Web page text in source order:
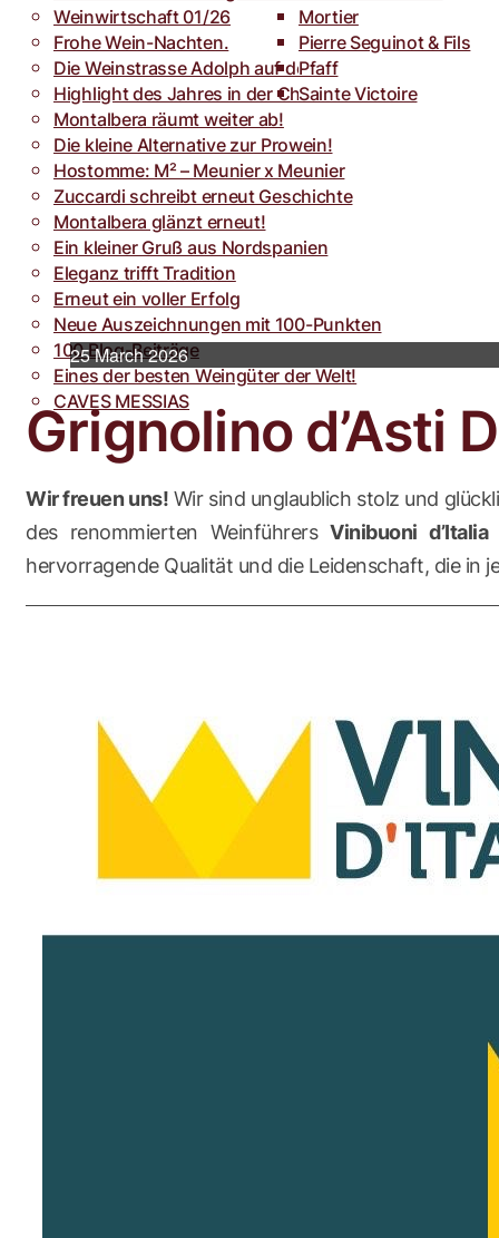
Weinwirtschaft 01/26
Frohe Wein-Nachten.
Die Weinstrasse Adolph auf der weinFACH
Highlight des Jahres in der Champagne.
Montalbera räumt weiter ab!
Die kleine Alternative zur Prowein!
Hostomme: M² – Meunier x Meunier
Zuccardi schreibt erneut Geschichte
Montalbera glänzt erneut!
Ein kleiner Gruß aus Nordspanien
Eleganz trifft Tradition
Erneut ein voller Erfolg
Neue Auszeichnungen mit 100-Punkten
100 Blog-Beiträge
Eines der besten Weingüter der Welt!
CAVES MESSIAS
Toro
Rocca dei Forti
Villa Armellina
Mortier
Pierre Seguinot & Fils
Pfaff
Sainte Victoire
25 March 2026
Grignolino d’Asti
Wir freuen uns! Wir sind unglaublich stolz und
des renommierten WeinführersVinibuoni d’Italia
hervorragende Qualität und die Leidenschaft, die in